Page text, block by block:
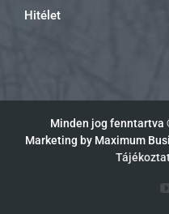
Hitélet
Minden jog fenntartva
Marketing by Maximum